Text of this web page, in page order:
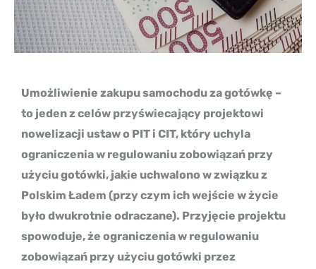
Umożliwienie zakupu samochodu za gotówkę –
to jeden z celów przyświecający projektowi
nowelizacji ustaw o PIT i CIT, który uchyla
ograniczenia w regulowaniu zobowiązań przy
użyciu gotówki, jakie uchwalono w związku z
Polskim Ładem (przy czym ich wejście w życie
było dwukrotnie odraczane). Przyjęcie projektu
spowoduje, że ograniczenia w regulowaniu
zobowiązań przy użyciu gotówki przez